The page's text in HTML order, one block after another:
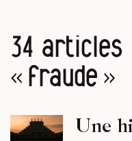
34
« fraude »
Une